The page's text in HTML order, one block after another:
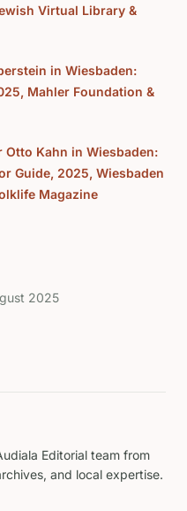
Virtual Library &
in Wiesbaden:
Mahler Foundation &
Kahn in Wiesbaden:
Guide, 2025, Wiesbaden
Magazine
2025
Editorial team from
and local expertise.